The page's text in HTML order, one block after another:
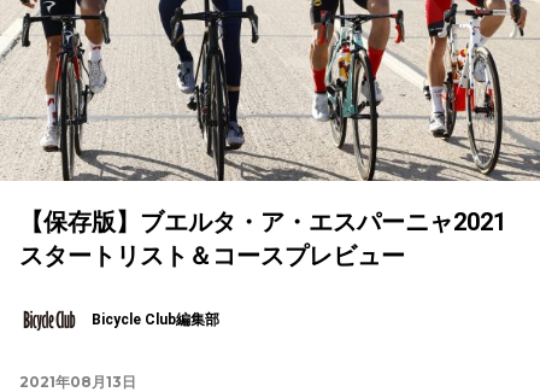
【保存版】ブエルタ・ア・エスパーニャ2021
スタートリスト＆コースプレビュー
Bicycle Club編集部
2021年08月13日